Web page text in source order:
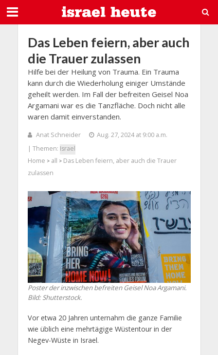
Das Leben feiern, aber auch
die Trauer zulassen
Hilfe bei der Heilung von Trauma. Ein Trauma
kann durch die Wiederholung einiger Umstände
geheilt werden. Im Fall der befreiten Geisel Noa
Argamani war es die Tanzfläche. Doch nicht alle
waren damit einverstanden.
Anat Schneider
Aug. 27, 2024 at 9:00 a.m.
| Themen: Israel
Home > all > Das Leben feiern, aber auch die Trauer
zulassen
Poster der inzwischen befreiten Geisel Noa Argamani.
Bild: Shutterstock.
Vor etwa 20 Jahren unternahm die ganze Familie
wie üblich eine mehrtägige Wüstentour in der
Negev-Wüste in Israel.